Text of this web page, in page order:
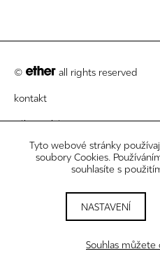
© all rights reserved
kontakt
zákaznický servis
právní informace
nastavení cookies
Tyto webové stránky
soubory Cookies.
souhlasíte s
NASTAVENÍ
Souhlas